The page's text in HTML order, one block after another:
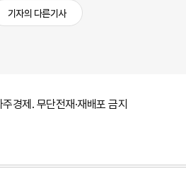
기자의 다른기사
경제. 무단전재·재배포 금지